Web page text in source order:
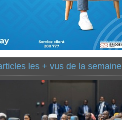
les + vus de la semaine